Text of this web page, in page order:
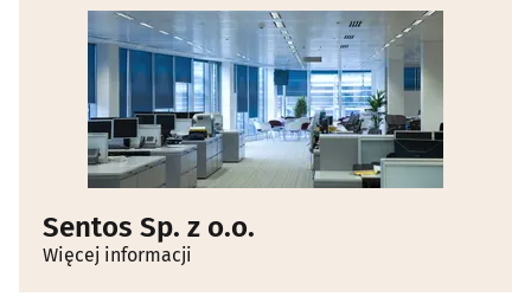
Sentos Sp. z o.o.
Więcej informacji